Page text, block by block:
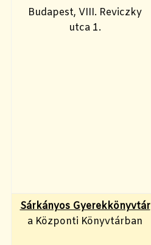
Budapest, VIII. Reviczky
utca 1.
Sárkányos Gyerekkönyvtár
a Központi Könyvtárban